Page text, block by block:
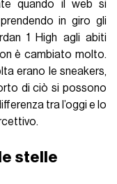
quando il web si
in giro gli
1 High agli abiti
è cambiato molto.
erano le sneakers,
di ciò si possono
tra l’oggi e lo
stelle